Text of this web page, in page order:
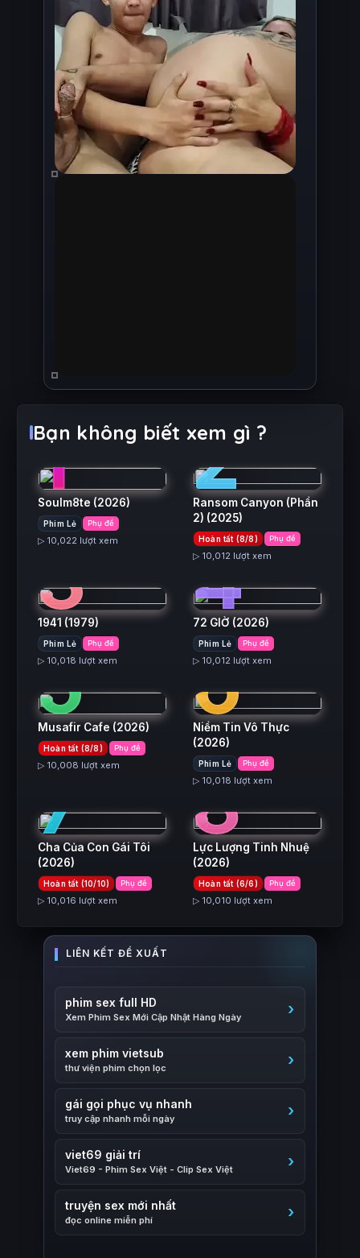
Bạn không biết xem gì ?
1
Soulm8te (2026)
Phim Lẻ Phụ đề
▷ 10,022 lượt xem
2
Ransom Canyon (Phần
2) (2025)
Hoàn tất (8/8) Phụ đề
▷ 10,012 lượt xem
3
1941 (1979)
Phim Lẻ Phụ đề
▷ 10,018 lượt xem
4
72 GIỜ (2026)
Phim Lẻ Phụ đề
▷ 10,012 lượt xem
5
Musafir Cafe (2026)
Hoàn tất (8/8) Phụ đề
▷ 10,008 lượt xem
6
Niềm Tin Vô Thực
(2026)
Phim Lẻ Phụ đề
▷ 10,018 lượt xem
7
Cha Của Con Gái Tôi
(2026)
Hoàn tất (10/10) Phụ đề
▷ 10,016 lượt xem
8
Lực Lượng Tinh Nhuệ
(2026)
Hoàn tất (6/6) Phụ đề
▷ 10,010 lượt xem
phim sex full HD
Xem Phim Sex Mới Cập Nhật Hàng Ngày
xem phim vietsub
thư viện phim chọn lọc
gái gọi phục vụ nhanh
truy cập nhanh mỗi ngày
viet69 giải trí
Viet69 - Phim Sex Việt - Clip Sex Việt
truyện sex mới nhất
đọc online miễn phí